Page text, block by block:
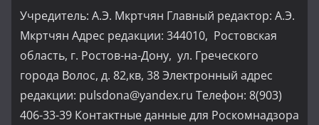
Учредитель: А.Э. Мкртчян Главный редактор: А.Э.
Мкртчян Адрес редакции: 344010, Ростовская
область, г. Ростов-на-Дону, ул. Греческого
города Волос, д. 82,кв, 38 Электронный адрес
редакции: pulsdona@yandex.ru Телефон: 8(903)
406-33-39 Контактные данные для Роскомнадзора